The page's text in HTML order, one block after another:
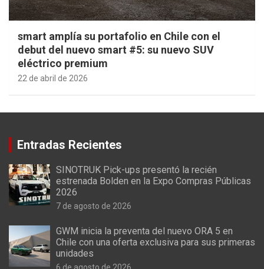
smart amplía su portafolio en Chile con el
debut del nuevo smart #5: su nuevo SUV
eléctrico premium
22 de abril de 2026
Entradas Recientes
SINOTRUK Pick-ups presentó la recién
estrenada Bolden en la Expo Compras Públicas
2026
7 de agosto de 2026
GWM inicia la preventa del nuevo ORA 5 en
Chile con una oferta exclusiva para sus primeras
unidades
6 de agosto de 2026